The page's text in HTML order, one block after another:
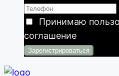
Принимаю
соглашение